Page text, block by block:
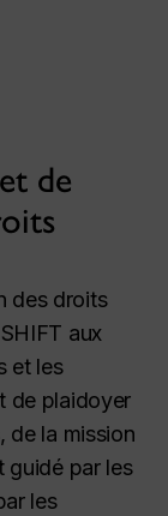
de
des droits
aux
et les
de plaidoyer
de la mission
guidé par les
les